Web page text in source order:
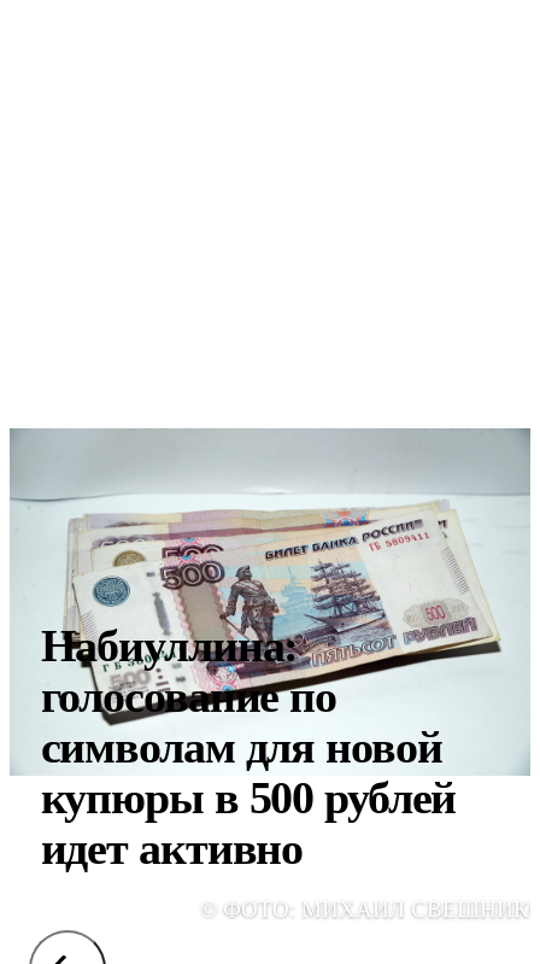
Набиуллина:
голосование по
символам для новой
купюры в 500 рублей
идет активно
© ФОТО: МИХАИЛ